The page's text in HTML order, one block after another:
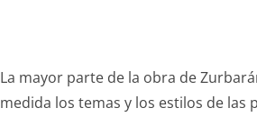
La mayor parte de la obra de
medida los temas y los estilos de